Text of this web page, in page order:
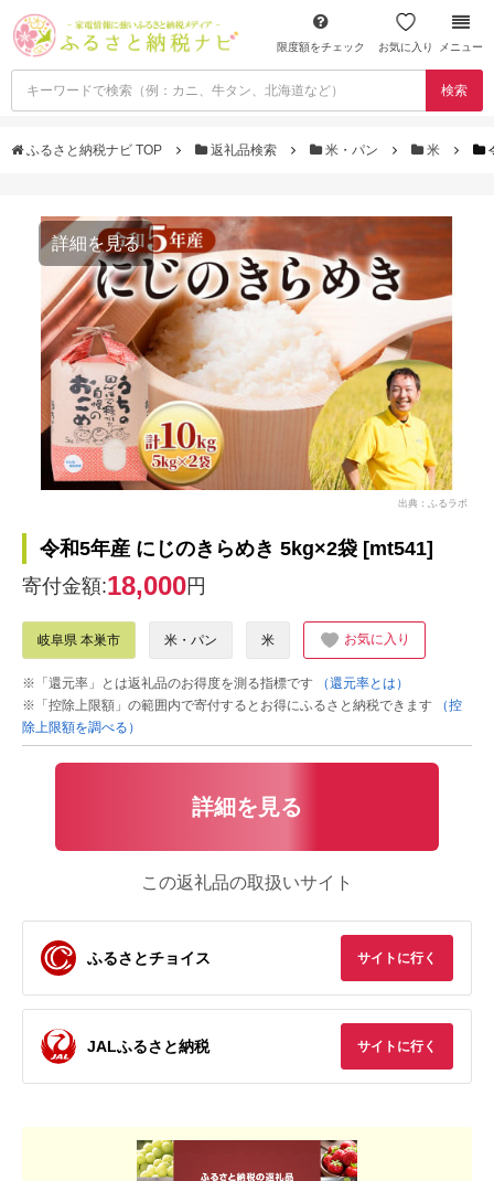
限度額をチェック お気に入り メニュー
検索
ふるさと納税ナビ TOP 返礼品検索 米・パン 米
詳細を見る
出典：ふるラボ
令和5年産 にじのきらめき 5kg×2袋 [mt541]
寄付金額:18,000円
岐阜県 本巣市 米・パン 米 お気に入り
※「還元率」とは返礼品のお得度を測る指標です
（還元率とは）
※「控除上限額」の範囲内で寄付するとお得にふるさと納税できます
（控
除上限額を調べる）
詳細を見る
この返礼品の取扱いサイト
ふるさとチョイス サイトに行く
JALふるさと納税 サイトに行く